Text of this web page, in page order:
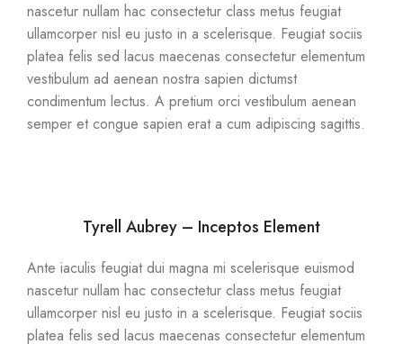
nascetur nullam hac consectetur class metus feugiat
ullamcorper nisl eu justo in a scelerisque. Feugiat sociis
platea felis sed lacus maecenas consectetur elementum
vestibulum ad aenean nostra sapien dictumst
condimentum lectus. A pretium orci vestibulum aenean
semper et congue sapien erat a cum adipiscing sagittis.
Tyrell Aubrey – Inceptos Element
Ante iaculis feugiat dui magna mi scelerisque euismod
nascetur nullam hac consectetur class metus feugiat
ullamcorper nisl eu justo in a scelerisque. Feugiat sociis
platea felis sed lacus maecenas consectetur elementum